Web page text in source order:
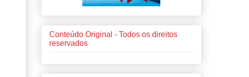
Conteúdo Original - Todos os direitos
reservados